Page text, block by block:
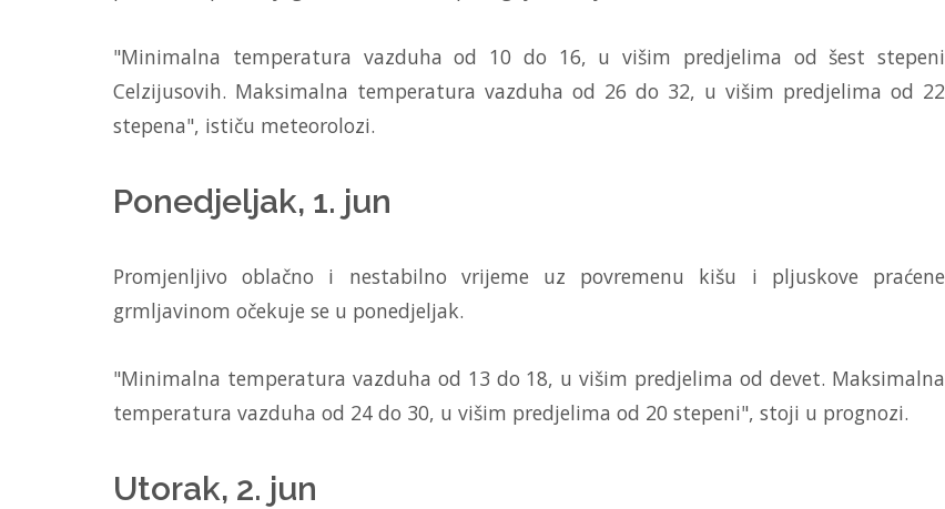
"Minimalna temperatura vazduha od 10 do 16, u višim predjelima od šest stepeni
Celzijusovih. Maksimalna temperatura vazduha od 26 do 32, u višim predjelima od 22
stepena", ističu meteorolozi.
Ponedjeljak, 1. jun
Promjenljivo oblačno i nestabilno vrijeme uz povremenu kišu i pljuskove praćene
grmljavinom očekuje se u ponedjeljak.
"Minimalna temperatura vazduha od 13 do 18, u višim predjelima od devet. Maksimalna
temperatura vazduha od 24 do 30, u višim predjelima od 20 stepeni", stoji u prognozi.
Utorak, 2. jun